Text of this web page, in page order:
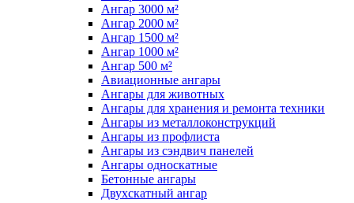
Ангар 3000 м²
Ангар 2000 м²
Ангар 1500 м²
Ангар 1000 м²
Ангар 500 м²
Авиационные ангары
Ангары для животных
Ангары для хранения и ремонта техники
Ангары из металлоконструкций
Ангары из профлиста
Ангары из сэндвич панелей
Ангары односкатные
Бетонные ангары
Двухскатный ангар